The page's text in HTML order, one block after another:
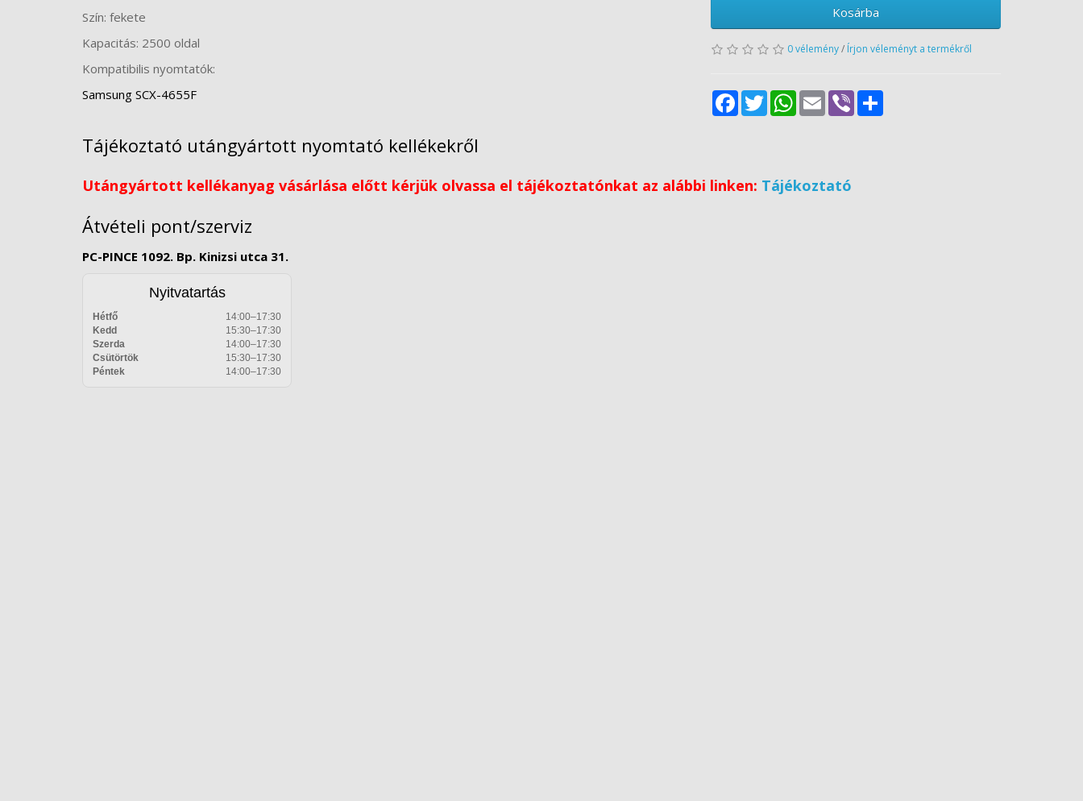
Szín: fekete
Kapacitás: 2500 oldal
Kompatibilis nyomtatók:
Samsung SCX-4655F
Kosárba
0 vélemény/ Írjon véleményt a termékről
FacebookTwitter WhatsApp
Email Viber
Tájékoztató utángyártott nyomtató kellékekről
Utángyártott kellékanyag vásárlása előtt kérjük olvassa el tájékoztatónkat az alábbi linken: Tájékoztató
Átvételi pont/szerviz
PC-PINCE 1092. Bp. Kinizsi utca 31.
Nyitvatartás
Hétfő
14:00–17:30
Kedd
15:30–17:30
Szerda
14:00–17:30
Csütörtök
15:30–17:30
Péntek
14:00–17:30